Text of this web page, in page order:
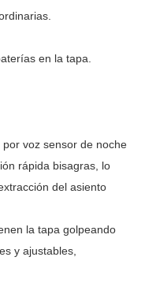
en la tapa.
voz sensor de noche
rápida bisagras, lo
del asiento
la tapa golpeando
y ajustables,